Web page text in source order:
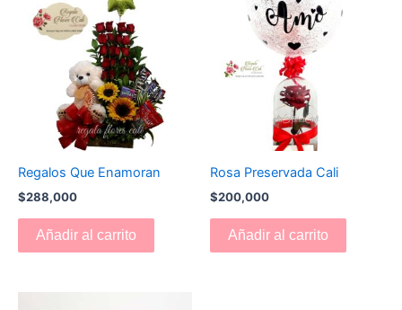
Regalos Que Enamoran
$288,000
Añadir al carrito
Rosa Preservada Cali
$200,000
Añadir al carrito